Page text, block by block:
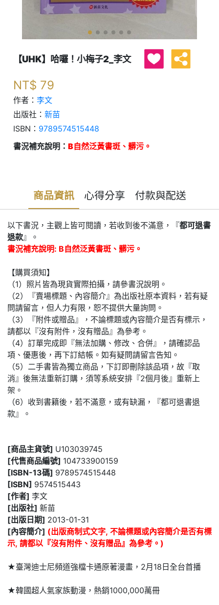
【UHK】哈囉！小梅子2_李文
NT$ 79
作者： 李文
出版社： 新苗
ISBN： 9789574515448
書況補充說明： B自然泛黃書斑、髒污。
商品資訊 心得分享 付款與配送
以下書況，主觀上皆可閱讀，若收到後不滿意，『都可退書
退款』。
書況補充說明: B自然泛黃書斑、髒污。
【購買須知】
（1）照片皆為現貨實際拍攝，請參書況說明。
（2）『賣場標題、內容簡介』為出版社原本資料，若有疑
問請留言，但人力有限，恕不提供大量詢問。
（3）『附件或贈品』，不論標題或內容簡介是否有標示，
請都以『沒有附件，沒有贈品』為參考。
（4）訂單完成即『無法加購、修改、合併』，請確認品
項、優惠後，再下訂結帳。如有疑問請留言告知。
（5）二手書皆為獨立商品，下訂即刪除該品項，故『取
消』後無法重新訂購，須等系統安排『2個月後』重新上
架。
（6）收到書籍後，若不滿意，或有缺漏，『都可退書退
款』。
[商品主貨號] U103039745
[代售商品編號] 104733900159
[ISBN-13碼] 9789574515448
[ISBN] 9574515443
[作者] 李文
[出版社] 新苗
[出版日期] 2013-01-31
[內容簡介] (出版商制式文字, 不論標題或內容簡介是否有標
示, 請都以『沒有附件、沒有贈品』為參考。)
★臺灣迪士尼頻道強檔卡通原著漫畫，2月18日全台首播
★韓國超人氣家族動漫，熱銷1000,000萬冊